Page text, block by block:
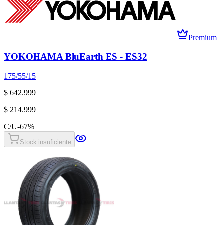
Premium
YOKOHAMA BluEarth ES - ES32
175/55/15
$ 642.999
$ 214.999
C/U-67%
Stock insuficiente